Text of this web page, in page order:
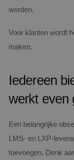
worden.
Voor klanten wordt
maken.
Iedereen
werkt even
Een belangrijke
LMS- en LXP-
toevoegen. Denk